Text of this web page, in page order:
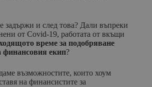
задържи и след това? Дали въпреки
от Covid-19, работата от вкъщи
време за подобряване
финансовия екип?
възможностите, които хоум
на финансистите за